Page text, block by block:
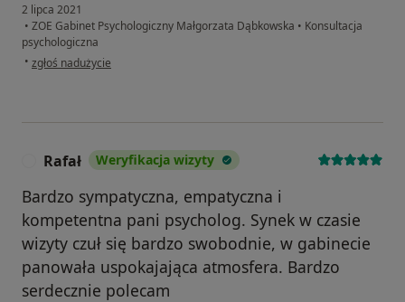
2 lipca 2021
• ZOE Gabinet Psychologiczny Małgorzata Dąbkowska • Konsultacja
psychologiczna
• w opinii użytkownika Małgorzata
zgłoś nadużycie
Rafał Weryfikacja wizyty
Bardzo sympatyczna, empatyczna i
kompetentna pani psycholog. Synek w czasie
wizyty czuł się bardzo swobodnie, w gabinecie
panowała uspokajająca atmosfera. Bardzo
serdecznie polecam